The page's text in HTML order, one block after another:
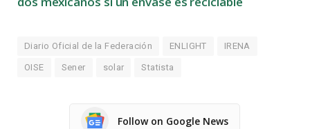
Diario Oficial de la Federación ENLIGHT IRENA
OISE Sener solar Statista
Follow on Google News